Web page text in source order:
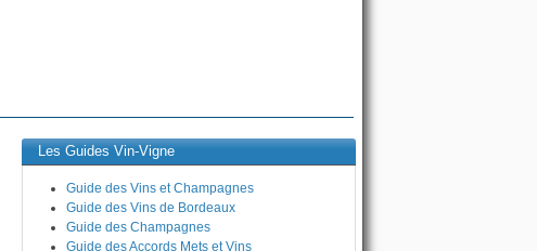
Les Guides Vin-Vigne
Guide des Vins et Champagnes
Guide des Vins de Bordeaux
Guide des Champagnes
Guide des Accords Mets et Vins